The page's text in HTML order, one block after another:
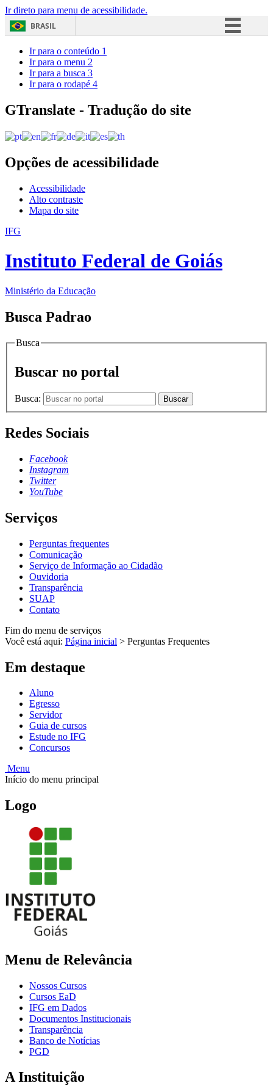
Ir direto para menu de acessibilidade.
BRASIL
Acesso à informação
Ir para o conteúdo 1
Ir para o menu 2
Ir para a busca 3
Ir para o rodapé 4
GTranslate - Tradução do site
Opções de acessibilidade
Acessibilidade
Alto contraste
Mapa do site
IFG
Instituto Federal de Goiás
Ministério da Educação
Busca Padrao
Busca
Buscar no portal
Busca: Buscar
Redes Sociais
Facebook
Instagram
Twitter
YouTube
Serviços
Perguntas frequentes
Comunicação
Serviço de Informação ao Cidadão
Ouvidoria
Transparência
SUAP
Contato
Fim do menu de serviços
Você está aqui: Página inicial > Perguntas Frequentes
Em destaque
Aluno
Egresso
Servidor
Guia de cursos
Estude no IFG
Concursos
Menu
Início do menu principal
Logo
Menu de Relevância
Nossos Cursos
Cursos EaD
IFG em Dados
Documentos Institucionais
Transparência
Banco de Notícias
PGD
A Instituição